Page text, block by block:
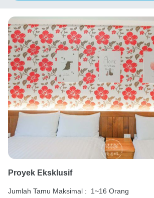
Proyek Eksklusif
Jumlah Tamu Maksimal :
1~16 Orang